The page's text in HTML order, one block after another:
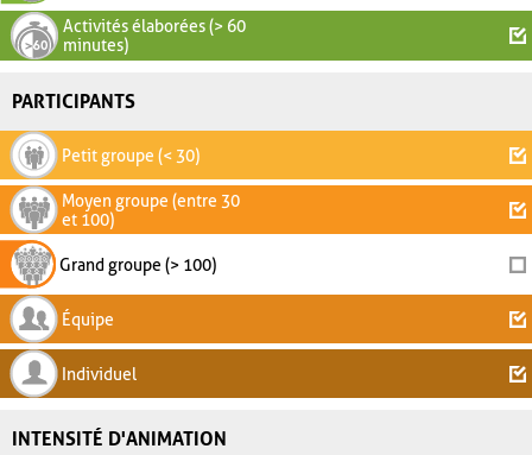
Activités élaborées (> 60
minutes)
PARTICIPANTS
Petit groupe (< 30)
Moyen groupe (entre 30
et 100)
Grand groupe (> 100)
Équipe
Individuel
INTENSITÉ D'ANIMATION